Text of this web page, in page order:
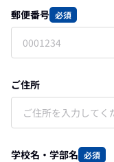
郵便番号 必須
ご住所
学校名・学部名 必須